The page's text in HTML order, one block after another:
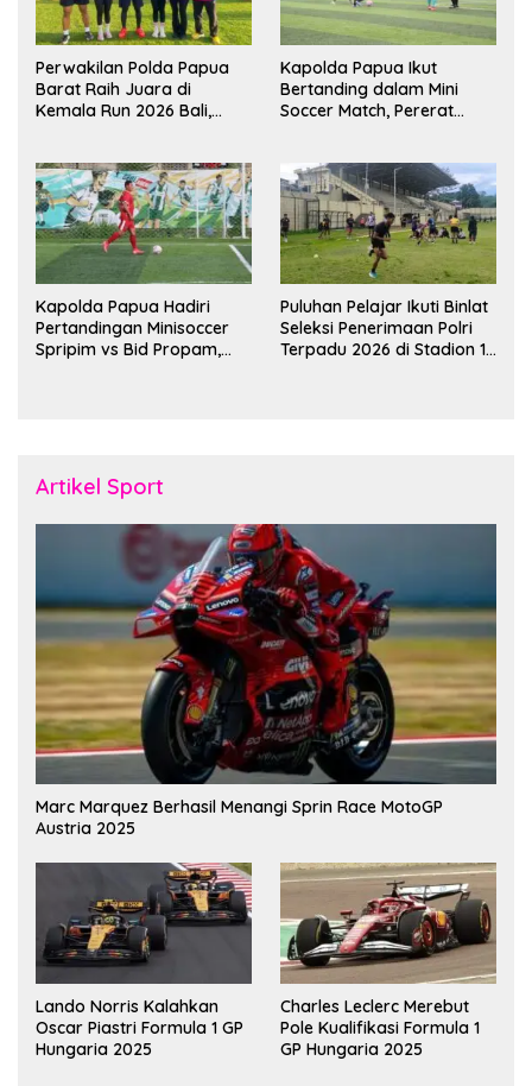
Perwakilan Polda Papua
Barat Raih Juara di
Kemala Run 2026 Bali,
Kapolda Papua Ikut
Bertanding dalam Mini
Soccer Match, Pererat
Kapolda Papua Hadiri
Pertandingan Minisoccer
Spripim vs Bid Propam,
Puluhan Pelajar Ikuti Binlat
Seleksi Penerimaan Polri
Terpadu 2026 di Stadion 16
Artikel Sport
Marc Marquez Berhasil Menangi Sprin Race MotoGP
Austria 2025
Lando Norris Kalahkan
Oscar Piastri Formula 1 GP
Hungaria 2025
Charles Leclerc Merebut
Pole Kualifikasi Formula 1
GP Hungaria 2025